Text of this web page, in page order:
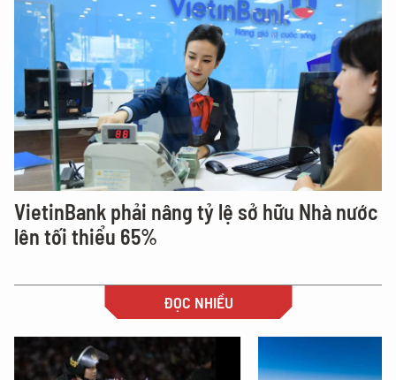
VietinBank phải nâng tỷ lệ sở hữu Nhà nước
lên tối thiểu 65%
ĐỌC NHIỀU